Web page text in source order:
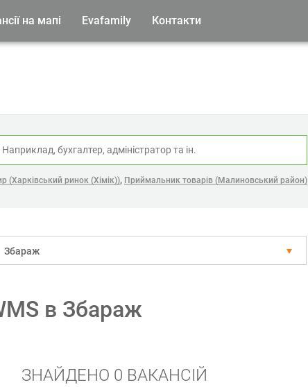
на мапі Evafamily Контакти
(Харківський ринок (Хімік)), Приймальник товарів (Малиновський район)
Збараж
в Збараж
ЗНАЙДЕНО 0 ВАКАНСІЙ